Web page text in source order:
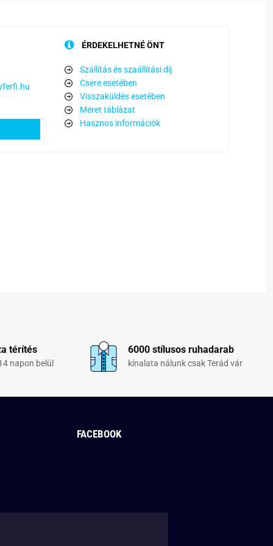
ÉRDEKELHETNÉ ÖNT
Szállítás és szaállítási díj
Csere esetében
Visszaküldés esetében
Méret táblázat
Hasznos információk
térítés
napon belül
6000 stílusos ruhadarab
kínalata nálunk csak Terád vár
FACEBOOK